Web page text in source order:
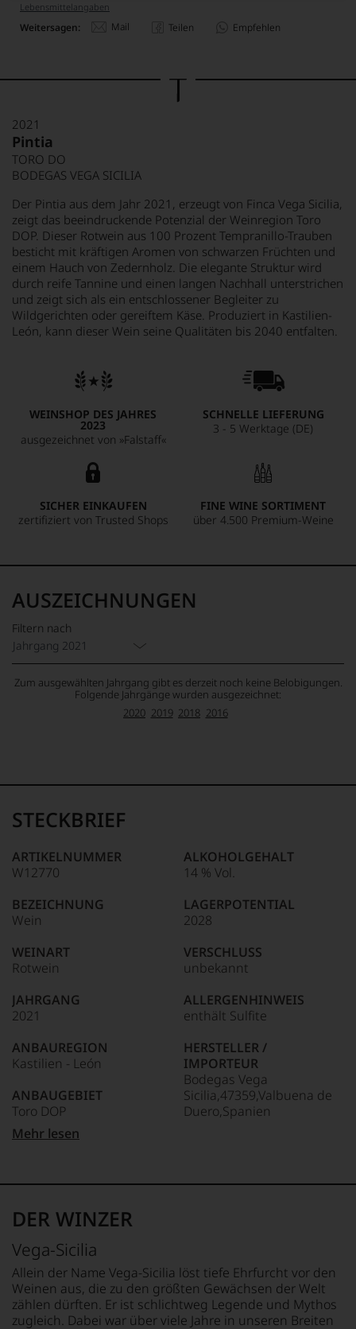
Lebensmittel­angaben
Weitersagen: Mail Teilen Empfehlen
2021
Pintia
TORO DO
BODEGAS VEGA SICILIA
Der Pintia aus dem Jahr 2021, erzeugt von Finca Vega Sicilia,
zeigt das beeindruckende Potenzial der Weinregion Toro
DOP. Dieser Rotwein aus 100 Prozent Tempranillo-Trauben
besticht mit kräftigen Aromen von schwarzen Früchten und
einem Hauch von Zedernholz. Die elegante Struktur wird
durch reife Tannine und einen langen Nachhall unterstrichen
und zeigt sich als ein entschlossener Begleiter zu
Wildgerichten oder gereiftem Käse. Produziert in Kastilien-
León, kann dieser Wein seine Qualitäten bis 2040 entfalten.
WEINSHOP DES JAHRES
2023
ausgezeichnet von »Falstaff«
SCHNELLE LIEFERUNG
3 - 5 Werktage (DE)
SICHER EINKAUFEN
zertifiziert von Trusted Shops
FINE WINE SORTIMENT
über 4.500 Premium-Weine
AUSZEICHNUNGEN
Filtern nach
Jahrgang 2021
Zum ausgewählten Jahrgang gibt es derzeit noch keine Belobigungen.
Folgende Jahrgänge wurden ausgezeichnet:
2020 2019 2018 2016
STECKBRIEF
ARTIKELNUMMER
W12770
BEZEICHNUNG
Wein
WEINART
Rotwein
JAHRGANG
2021
ANBAUREGION
Kastilien - León
ANBAUGEBIET
Toro DOP
APPELLATION
REBSORTEN
16 °C
ALKOHOLGEHALT
14 % Vol.
LAGERPOTENTIAL
2028
VERSCHLUSS
unbekannt
ALLERGENHINWEIS
enthält Sulfite
HERSTELLER /
IMPORTEUR
Bodegas Vega
Sicilia,47359,Valbuena de
Duero,Spanien
FLASCHENGRÖSSE
Mehr lesen
DER WINZER
Vega-Sicilia
Allein der Name Vega-Sicilia löst tiefe Ehrfurcht vor den
Weinen aus, die zu den größten Gewächsen der Welt
zählen dürften. Er ist schlichtweg Legende und Mythos
zugleich. Dabei war über viele Jahre in unseren Breiten